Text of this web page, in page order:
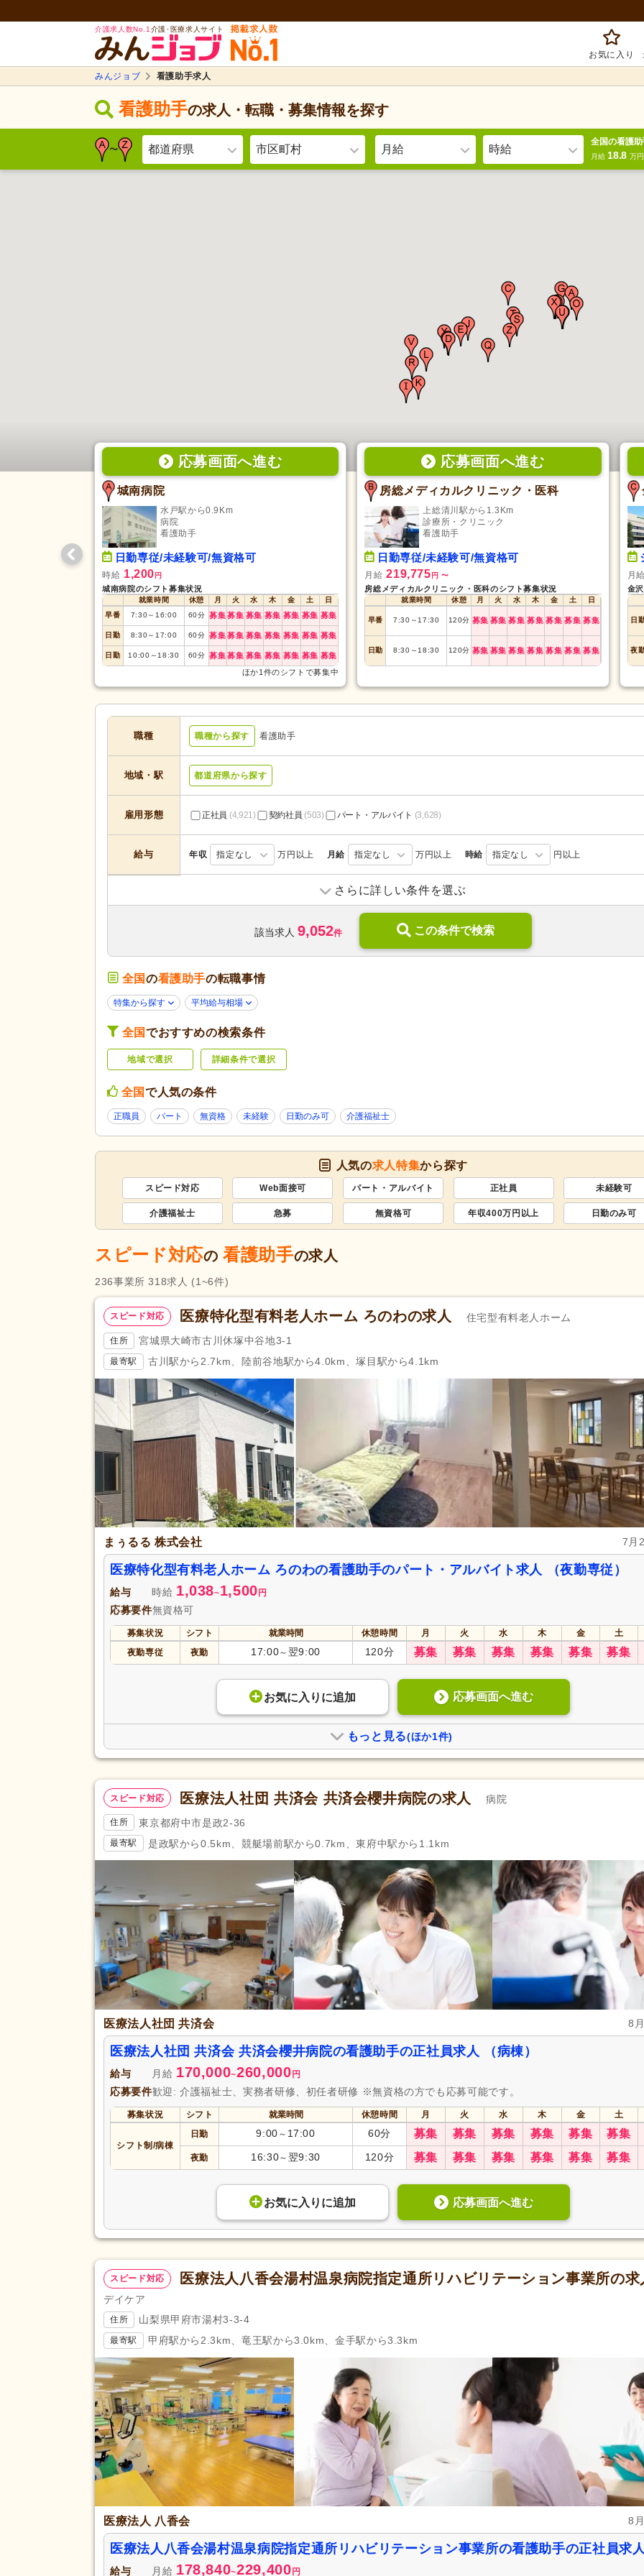
介護求人数No.1 介護･医療求人サイト
お気に入り
みんジョブ 看護助手求人
看護助手の求人・転職・募集情報を探す
〜 都道府県 市区町村 月給 時給
全国の看護
月給 18.8万円
応募画面へ進む
城南病院
水戸駅から0.9Km
病院
看護助手
日勤専従/未経験可/無資格可
時給 1,200 円
城南病院のシフト募集状況
就業時間 休憩 月 火 水 木 金 土
日
早番
7:30～ 16:00 60分 募集募集 募集 募集 募集 募集 募集
日勤 8:30～ 17:00 60分 募集募集 募集 募集 募集 募集 募集
日勤 10:00 ～ 18:30 60分 募集募集 募集 募集 募集 募集 募集
ほか1件のシフトで募集中
応募画面へ進む
房総メディカルクリニック・医科
上総清川駅から1.3Km
診療所・クリニック
看護助手
日勤専従/未経験可/無資格可
月給 219,775 円 〜
房総メディカルクリニック・医科のシフト募集状況
就業時間 休憩 月 火 水 木 金 土 日
早番 7:30 ～ 17:30 120分 募集 募集 募集 募集 募集 募集 募集
日勤 8:30 ～ 18:30 120分 募集 募集 募集 募集 募集 募集 募集
月
金
日
夜
職種 職種から探す 看護助手
地域・駅 都道府県から探す
雇用形態 正社員 (4,921) 契約社員 (503) パート・アルバイト (3,628)
給与 年収 指定なし 万円以上 月給 指定なし 万円以上 時給 指定なし 円以上
訪問リハビリ(275)
デイケア(496) 住宅型有料老人ホーム(31) 介護付き有料老人ホーム(17)
特別養護老人ホーム(45) 介護老人保健施設(148)
診療所・クリニック(2,951) 障がい者支援
代替医療・リラクゼーション
だわり
未経験可(6,378)
学生可(207)
40代活躍(5,536)
掲載3日以内(158) 掲載7日以内
(8,617) シフト制(4,900) (4,938)
午前のみ可(687) 午後のみ可 (623)
週3日から可(440)
即日勤務可
応募資格
(1,272)
修）(774)
自動車免許 (704)
認知症介護実践リーダー研修
休日・休暇
完全週休2日(2,029) 週休2日 (2,434) 4週8休(478)
土日休み(361) 年間休日110日以上 (1,173)
年間休日120日以上(1,143) 産休あり(5,512) (8,645)
介護休業 (3,701) 看護休暇(3,163) (1,088)
冬季休暇 (193) 年末年始休暇(969)
給与・手当
福利厚生
賞与あり (5,697) 社会保険完備(8,019) 研修制度あり(5,529)
企業年金(832) 昇給あり (7,981) 復職支援あり (1,174)
通勤手当(7,408) 人事評価制度あり(5,531) 処遇改善手当(1,013)
夜勤手当(1,675) 寮・社宅あり (623) 託児施設あり(1,651)
資格手当(965)
アクセス
駅近(2,358) 自動車通勤可(6,210) 自転車通勤可(5,545)
バイク通勤可(199)
さらに詳しい条件を選ぶ
該当求人 9,052件 この条件で検索
全国の看護助手の転職事情
特集から探す 平均給与相場
全国でおすすめの検索条件
地域で選択 詳細条件で選択
全国で人気の条件
正職員 パート 無資格 未経験 日勤のみ可 介護福祉士
人気の求人特集から探す
スピード対応 Web面接可 パート・アルバイト 正社員 未経験可
介護福祉士 急募 無資格可 年収400万円以上 日勤のみ可
スピード対応の看護助手の求人
236事業所318求人 (1~6件)
スピード対応 医療特化型有料老人ホーム ろのわの求人 住宅型有料老人ホーム
住所 宮城県大崎市古川休塚中谷地3-1
最寄駅 古川駅から2.7km、陸前谷地駅から4.0km、塚目駅から4.1km
まぅるる 株式会社 7月
医療特化型有料老人ホーム ろのわの看護助手のパート・アルバイト求人 （夜勤専従）
給与 時給 1,038~1,500円
応募要件無資格可
募集状況 シフト 就業時間 休憩時間 月 火 水 木 金
土
夜勤専従
夜勤 17:00～ 翌9:00 120分 募集 募集 募集 募集 募集 募集
お気に入り に追加 応募画面へ進む
もっと見る(ほか1件)
スピード対応 医療法人社団 共済会 共済会櫻井病院の求人 病院
住所 東京都府中市是政2-36
最寄駅 是政駅から0.5km、競艇場前駅から0.7km、東府中駅から1.1km
医療法人社団 共済会 8
医療法人社団 共済会 共済会櫻井病院の看護助手の正社員求人 （病棟）
給与 月給 170,000~260,000 円
応募要件歓迎: 介護福祉士、実務者研修、初任者研修 ※無資格の方でも応募可能です。
募集状況 シフト 就業時間 休憩時間 月 火 水 木 金 土
シフト制/病棟
日勤 9:00 ～ 17:00 60分 募集 募集 募集 募集 募集 募集
夜勤 16:30～ 翌9:30 120分 募集 募集 募集 募集 募集 募集
お気に入り に追加 応募画面へ進む
スピード対応 医療法人八香会湯村温泉病院指定通所リハビリテーション事業所の求
デイケア
住所 山梨県甲府市湯村3-3-4
最寄駅 甲府駅から2.3km、竜王駅から3.0km、金手駅から3.3km
医療法人 八香会 8
医療法人八香会湯村温泉病院指定通所リハビリテーション事業所の看護助手の正社員求
給与 月給 178,840~229,400円